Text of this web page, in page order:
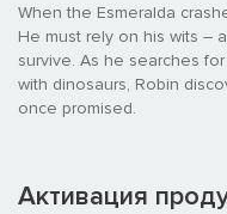
When the Esmeralda
He must rely on his wits –
survive. As he searches
with dinosaurs, Robin
once promised.
Активация